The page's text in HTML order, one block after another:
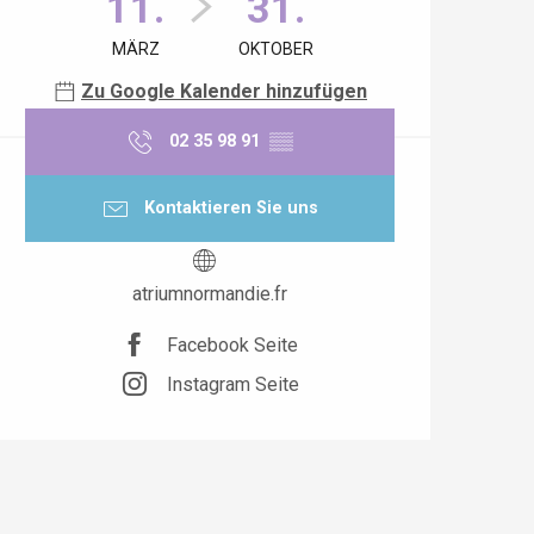
MÄRZ OKTOBER
Zu Google Kalender hinzufügen
02 35 98 91 ▒▒
Kontaktieren Sie uns
atriumnormandie.fr
Facebook Seite
Instagram Seite